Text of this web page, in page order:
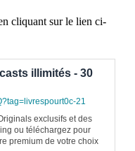
cliquant sur le lien ci-
illimités - 30
21
exclusifs et des
ou téléchargez pour
premium de votre choix